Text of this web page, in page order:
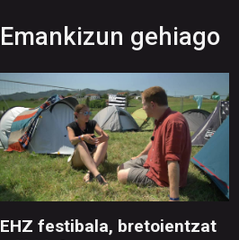
Emankizun gehiago
EHZ festibala, bretoientzat